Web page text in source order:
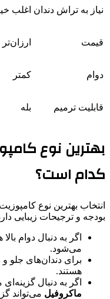
نیاز به تراش دندان اغلب
قیمت ارزان‌تر
دوام کمتر
قابلیت ترمیم بله
بهترین نوع
کدام است؟
انتخاب بهترین نوع
بودجه و ترجیحات زیبایی
اگر به دنبال دوام
می‌شود.
برای دندان‌های جلو و
هستند.
اگر به دنبال
ماکروفیل می‌تواند